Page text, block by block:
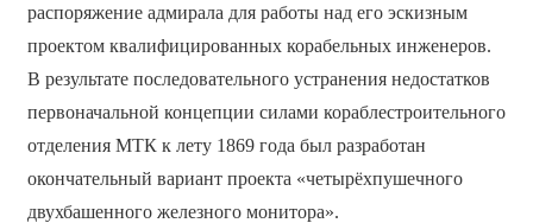
распоряжение адмирала для работы над его эскизным
проектом квалифицированных корабельных инженеров.
В результате последовательного устранения недостатков
первоначальной концепции силами кораблестроительного
отделения МТК к лету 1869 года был разработан
окончательный вариант проекта «четырёхпушечного
двухбашенного железного монитора».